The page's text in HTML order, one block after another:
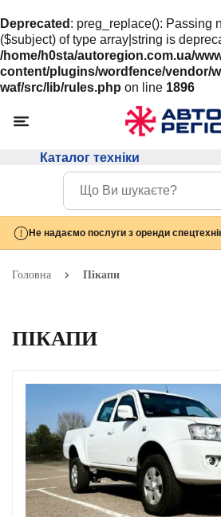
Deprecated : preg_replace(): Passing
($subject) of type array|string is
/home/h0sta/autoregion.com.ua/
content/plugins/wordfence/vendor/
waf/src/lib/rules.php on line 1896
Каталог техніки
Не надаємо послуги з оренди
Головна Пікапи
ПІКАПИ